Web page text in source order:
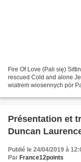
Fire Of Love (Pali się)
rescued Cold and alone
wiatrem wiosennych pór
Présentation et
Duncan
Publié le 24/04/2019 à
Par France12points